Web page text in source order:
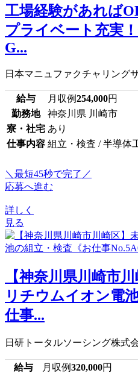
工場経験があれば
プライベート充実！
G...
日本マニュファクチャリング
給与 月収例254,000円
勤務地
神奈川県 川崎市
寮・社宅 あり
仕事内容 組立・検査 / 半導体
＼最短45秒で完了／
応募へ進む
詳しく
見る
【神奈川県川崎市
リチウムイオン電
仕事...
日研トータルソーシング株式
給与 月収例320,000円